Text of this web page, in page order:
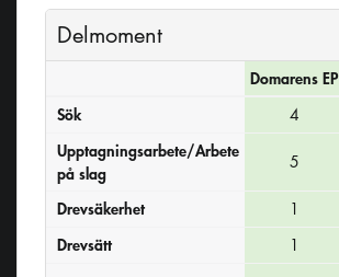
Delmoment
Domarens EP
Sök
4
Upptagningsarbete/Arbete
på slag
5
Drevsäkerhet 1
Drevsätt 1